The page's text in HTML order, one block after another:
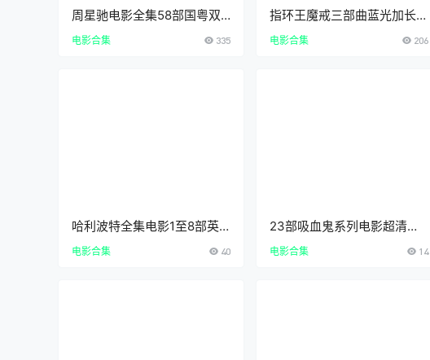
周星驰电影全集58部国粤双
语中字4K超清资源下载
电影合集 335
指环王魔戒三部曲蓝光加长版
4K超清中英双语字幕下载
_TheLordOfTheRingsExten
电影合集 206
哈利波特全集电影1至8部英
语中文字幕4k超清下载在线
观看华纳兄弟
电影合集 40
23部吸血鬼系列电影超清合
集国英双语外挂中文字幕全屏
版资源下载
电影合集 14